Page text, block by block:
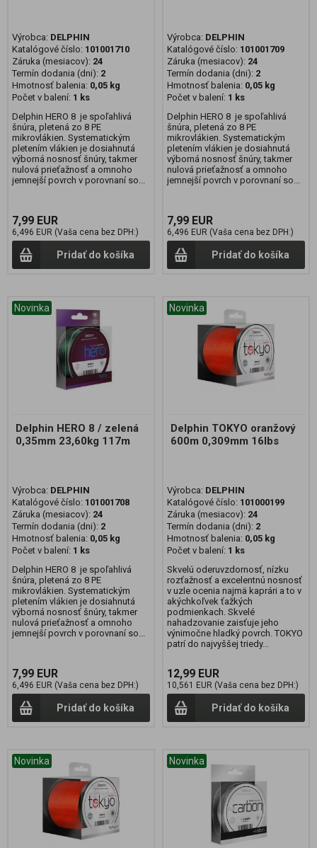
Výrobca: DELPHIN
Katalógové číslo: 101001710
Záruka (mesiacov): 24
Termín dodania (dni): 2
Hmotnosť balenia: 0,05 kg
Počet v balení: 1 ks
Delphin HERO 8 je spoľahlivá
šnúra, pletená zo 8 PE
mikrovlákien. Systematickým
pletením vlákien je dosiahnutá
výborná nosnosť šnúry, takmer
nulová prieťažnosť a omnoho
jemnejší povrch v porovnaní so...
7,99 EUR
6,496 EUR (Vaša cena bez DPH:)
Pridať do košíka
Výrobca: DELPHIN
Katalógové číslo: 101001709
Záruka (mesiacov): 24
Termín dodania (dni): 2
Hmotnosť balenia: 0,05 kg
Počet v balení: 1 ks
Delphin HERO 8 je spoľahlivá
šnúra, pletená zo 8 PE
mikrovlákien. Systematickým
pletením vlákien je dosiahnutá
výborná nosnosť šnúry, takmer
nulová prieťažnosť a omnoho
jemnejší povrch v porovnaní so...
7,99 EUR
6,496 EUR (Vaša cena bez DPH:)
Pridať do košíka
Novinka
Delphin HERO 8 / zelená
0,35mm 23,60kg 117m
Výrobca: DELPHIN
Katalógové číslo: 101001708
Záruka (mesiacov): 24
Termín dodania (dni): 2
Hmotnosť balenia: 0,05 kg
Počet v balení: 1 ks
Delphin HERO 8 je spoľahlivá
šnúra, pletená zo 8 PE
mikrovlákien. Systematickým
pletením vlákien je dosiahnutá
výborná nosnosť šnúry, takmer
nulová prieťažnosť a omnoho
jemnejší povrch v porovnaní so...
7,99 EUR
6,496 EUR (Vaša cena bez DPH:)
Pridať do košíka
Novinka
Delphin TOKYO oranžový
600m 0,309mm 16lbs
Výrobca: DELPHIN
Katalógové číslo: 101000199
Záruka (mesiacov): 24
Termín dodania (dni): 2
Hmotnosť balenia: 0,05 kg
Počet v balení: 1 ks
Skvelú oderuvzdornosť, nízku
rozťažnosť a excelentnú nosnosť
v uzle ocenia najmä kaprári a to v
akýchkoľvek ťažkých
podmienkach. Skvelé
nahadzovanie zaisťuje jeho
výnimočne hladký povrch. TOKYO
patrí do najvyššej triedy...
12,99 EUR
10,561 EUR (Vaša cena bez DPH:)
Pridať do košíka
Novinka Novinka